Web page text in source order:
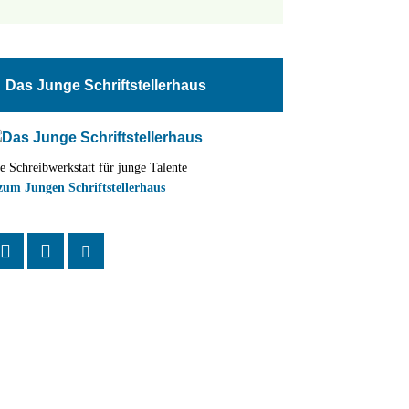
Das Junge Schriftstellerhaus
Schreibwerkstatt für junge Talente
Jungen Schriftstellerhaus